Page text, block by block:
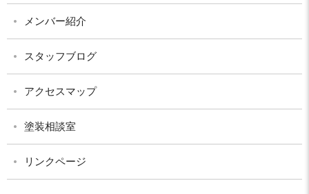
メンバー紹介
スタッフブログ
アクセスマップ
塗装相談室
リンクページ